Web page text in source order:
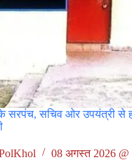
सरपंच, सचिव ओर उपयंत्री से
08 अगस्त 2026 @